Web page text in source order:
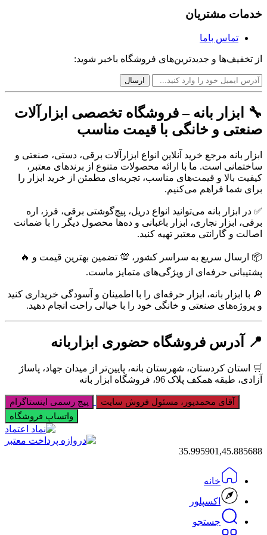
خدمات مشتریان
تماس باما
از تخفیف‌ها و جدیدترین‌های فروشگاه باخبر شوید:
🔧 ابزار بانه – فروشگاه تخصصی ابزارآلات
صنعتی و خانگی با قیمت مناسب
ابزار بانه مرجع خرید آنلاین انواع ابزارآلات برقی، دستی، صنعتی و
ساختمانی است. ما با ارائه محصولات متنوع از برندهای معتبر،
کیفیت بالا و قیمت‌های مناسب، تجربه‌ای مطمئن از خرید ابزار را
برای شما فراهم می‌کنیم.
✅ در ابزار بانه می‌توانید انواع دریل، پیچ‌گوشتی برقی، فرز، اره
برقی، ابزار نجاری، ابزار باغبانی و ده‌ها محصول دیگر را با ضمانت
اصالت و گارانتی معتبر تهیه کنید.
📦 ارسال سریع به سراسر کشور، 💯 تضمین بهترین قیمت و 🔥
پشتیبانی حرفه‌ای از ویژگی‌های متمایز ماست.
🔎 با ابزار بانه، ابزار حرفه‌ای را با اطمینان و آسودگی خریداری کنید
و پروژه‌های صنعتی و خانگی خود را با خیالی راحت انجام دهید.
📍 آدرس فروشگاه حضوری ابزاربانه
🛒 استان کردستان، شهرستان بانه، پایین‌تر از میدان جهاد، پاساژ
آزادی، طبقه همکف پلاک 96، فروشگاه ابزار بانه
آقای محمدپور، مسئول فروش سایت
پیج رسمی اینستاگرام
واتساپ فروشگاه
35.995901,45.885688
خانه
اکسپلور
جستجو